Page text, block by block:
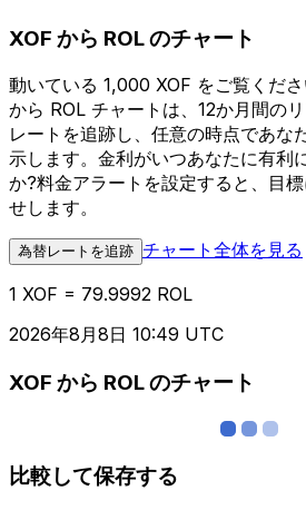
XOF から ROL のチャート
動いている 1,000 XOF をご覧くだ
から ROL チャートは、12か月間の
レートを追跡し、任意の時点であな
示します。金利がいつあなたに有利
か?料金アラートを設定すると、目
せします。
為替レートを追跡 チャート全体を見る
1 XOF = 79.9992 ROL
2026年8月8日 10:49 UTC
XOF から ROL のチャート
比較して保存する